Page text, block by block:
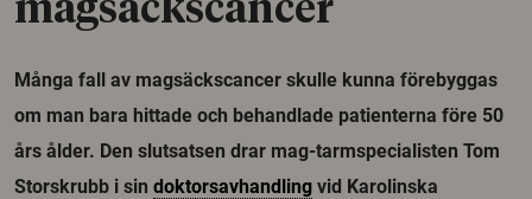
magsäckscancer
Många fall av magsäckscancer skulle kunna förebyggas
om man bara hittade och behandlade patienterna före 50
års ålder. Den slutsatsen drar mag-tarmspecialisten Tom
Storskrubb i sin doktorsavhandling vid Karolinska